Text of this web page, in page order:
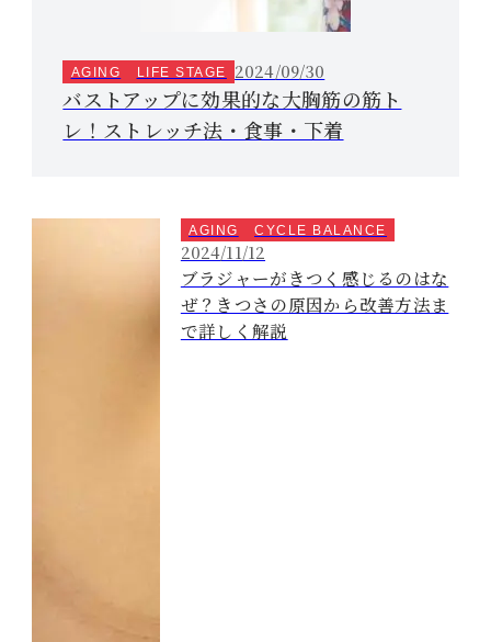
AGING LIFE STAGE 2024/09/30
バストアップに効果的な大胸筋の筋ト
レ！ストレッチ法・食事・下着
AGING CYCLE BALANCE
2024/11/12
ブラジャーがきつく感じるのはな
ぜ？きつさの原因から改善方法ま
で詳しく解説